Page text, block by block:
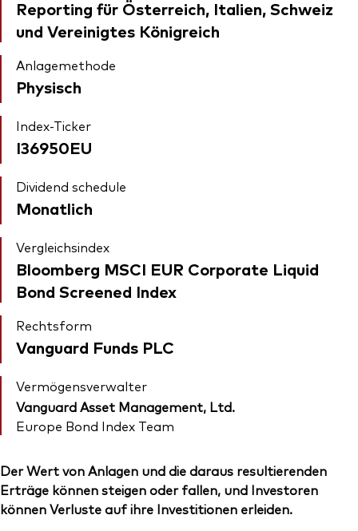
Reporting für Österreich, Italien, Schweiz
und Vereinigtes Königreich
Anlagemethode
Physisch
Index-Ticker
I36950EU
Dividend schedule
Monatlich
Vergleichsindex
Bloomberg MSCI EUR Corporate Liquid
Bond Screened Index
Rechtsform
Vanguard Funds PLC
Vermögensverwalter
Vanguard Asset Management, Ltd.
Europe Bond Index Team
Der Wert von Anlagen und die daraus resultierenden
Erträge können steigen oder fallen, und Investoren
können Verluste auf ihre Investitionen erleiden.